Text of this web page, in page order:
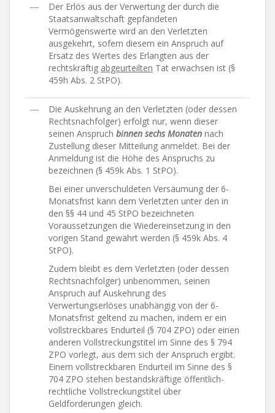
―
Der Erlös aus der Verwertung der durch die
Staatsanwaltschaft gepfändeten
Vermögenswerte wird an den Verletzten
ausgekehrt, sofern diesem ein Anspruch auf
Ersatz des Wertes des Erlangten aus der
rechtskräftig abgeurteilten Tat erwachsen ist (§
459h Abs. 2 StPO).
―
Die Auskehrung an den Verletzten (oder dessen
Rechtsnachfolger) erfolgt nur, wenn dieser
seinen Anspruch binnen sechs Monaten nach
Zustellung dieser Mitteilung anmeldet. Bei der
Anmeldung ist die Höhe des Anspruchs zu
bezeichnen (§ 459k Abs. 1 StPO).
Bei einer unverschuldeten Versäumung der 6-
Monatsfrist kann dem Verletzten unter den in
den §§ 44 und 45 StPO bezeichneten
Voraussetzungen die Wiedereinsetzung in den
vorigen Stand gewährt werden (§ 459k Abs. 4
StPO).
Zudem bleibt es dem Verletzten (oder dessen
Rechtsnachfolger) unbenommen, seinen
Anspruch auf Auskehrung des
Verwertungserlöses unabhängig von der 6-
Monatsfrist geltend zu machen, indem er ein
vollstreckbares Endurteil (§ 704 ZPO) oder einen
anderen Vollstreckungstitel im Sinne des § 794
ZPO vorlegt, aus dem sich der Anspruch ergibt.
Einem vollstreckbaren Endurteil im Sinne des §
704 ZPO stehen bestandskräftige öffentlich-
rechtliche Vollstreckungstitel über
Geldforderungen gleich.